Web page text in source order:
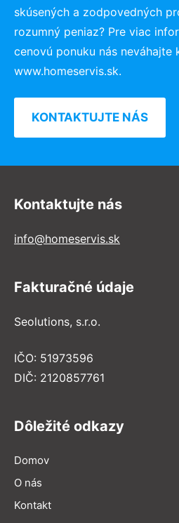
skúsených a zodpovedných
rozumný peniaz? Pre viac
cenovú ponuku nás neváhajte
www.homeservis.sk.
KONTAKTUJTE NÁS
Kontaktujte nás
info@homeservis.sk
Fakturačné údaje
Seolutions, s.r.o.
IČO: 51973596
DIČ: 2120857761
Dôležité odkazy
Domov
O nás
Kontakt